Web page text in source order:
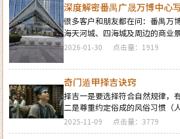
评。 而要想更科学的论断芭洲中
就必须先了解知道芭洲中心大楼
头…
深度解密番禺广晟万博中心
气的风水原因
很多客户和朋友都在问：番禺万
海天河城、四海城及周边的商业
独广晟万博中心写字楼和商铺的
其实是很容易解释得通的… 从广
楼栋建筑形态整体布局而看，从
万博中心在风水学应用理论依据
点禁忌：1，青龙白虎左右辅弼失
后门直通正犯穿堂煞。
2026-01-30 点击量：1919
奇门遁甲择吉诀窍
择吉一是要选择符合自然规律，
二是尊重约定俗成的风俗习惯（
2025-11-09 点击量：3779